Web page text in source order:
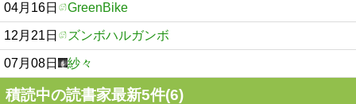
04月16日 GreenBike
12月21日 ズンボハルガンボ
07月08日 紗々
積読中の読書家最新5件(6)